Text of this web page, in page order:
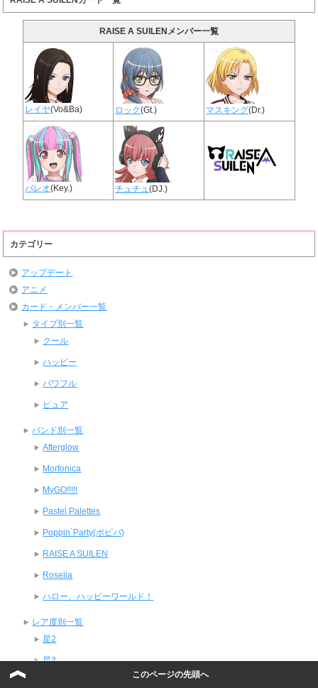
RAISE A SUILENメンバー一覧
レイヤ(Vo&Ba) ロック(Gt.) マスキング(Dr.)
パレオ(Key.) チュチュ(DJ.)
カテゴリー
アップデート
アニメ
カード・メンバー一覧
タイプ別一覧
クール
ハッピー
パワフル
ピュア
バンド別一覧
Afterglow
Morfonica
MyGO!!!!!
Pastel Palettes
Poppin`Party(ポピパ)
RAISE A SUILEN
Roselia
ハロー、ハッピーワールド！
レア度別一覧
星2
星3
このページの先頭へ